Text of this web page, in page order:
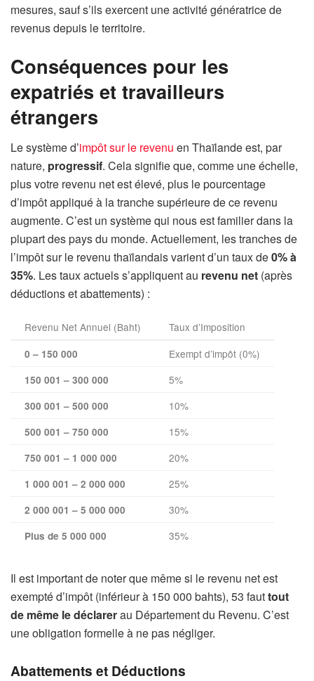
mesures, sauf s’ils exercent une activité génératrice de
revenus depuis le territoire.
Conséquences pour les
expatriés et travailleurs
étrangers
Le système d’impôt sur le revenu en Thaïlande est, par
nature, progressif. Cela signifie que, comme une échelle,
plus votre revenu net est élevé, plus le pourcentage
d’impôt appliqué à la tranche supérieure de ce revenu
augmente. C’est un système qui nous est familier dans la
plupart des pays du monde. Actuellement, les tranches de
l’impôt sur le revenu thaïlandais varient d’un taux de0% à
35%. Les taux actuels s’appliquent au revenu net (après
déductions et abattements) :
Revenu Net Annuel (Baht) Taux d’Imposition
0 – 150 000 Exempt d’impôt (0%)
150 001 – 300 000 5%
300 001 – 500 000 10%
500 001 – 750 000 15%
750 001 – 1 000 000 20%
1 000 001 – 2 000 000 25%
2 000 001 – 5 000 000 30%
Plus de 5 000 000 35%
Il est important de noter que même si le revenu net est
exempté d’impôt (inférieur à 150 000 bahts), 53 fauttout
de même le déclarerau Département du Revenu. C’est
une obligation formelle à ne pas négliger.
Abattements et Déductions